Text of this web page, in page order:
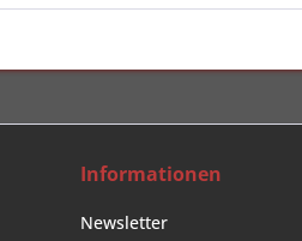
Informationen
Newsletter